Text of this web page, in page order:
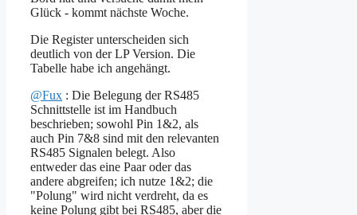
Glück - kommt nächste Woche.
Die Register unterscheiden sich
deutlich von der LP Version. Die
Tabelle habe ich angehängt.
@Fux : Die Belegung der RS485
Schnittstelle ist im Handbuch
beschrieben; sowohl Pin 1&2, als
auch Pin 7&8 sind mit den relevanten
RS485 Signalen belegt. Also
entweder das eine Paar oder das
andere abgreifen; ich nutze 1&2; die
"Polung" wird nicht verdreht, da es
keine Polung gibt bei RS485, aber die